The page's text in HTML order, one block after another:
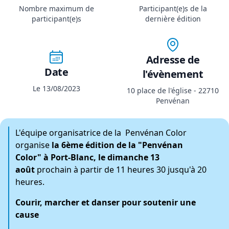
Nombre maximum de
participant(e)s
Participant(e)s de la
dernière édition
Date
Le 13/08/2023
Adresse de
l'évènement
10 place de l'église - 22710
Penvénan
L'équipe organisatrice de la Penvénan Color
organise la 6ème édition de la "Penvénan
Color" à Port-Blanc, le dimanche 13
août prochain à partir de 11 heures 30 jusqu'à 20
heures.
Courir, marcher et danser pour soutenir une
cause